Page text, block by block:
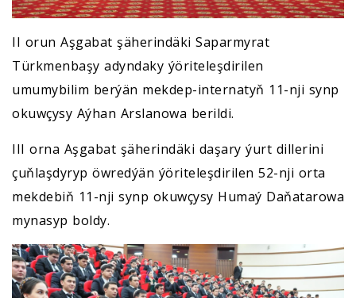
II orun Aşgabat şäherindäki Saparmyrat
Türkmenbaşy adyndaky ýöriteleşdirilen
umumybilim berýän mekdep-internatyň 11-nji synp
okuwçysy Aýhan Arslanowa berildi.
III orna Aşgabat şäherindäki daşary ýurt dillerini
çuňlaşdyryp öwredýän ýöriteleşdirilen 52-nji orta
mekdebiň 11-nji synp okuwçysy Humaý Daňatarowa
mynasyp boldy.